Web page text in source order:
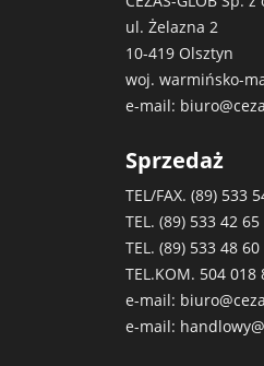
ul. Żelazna 2
10-419 Olsztyn
woj. warmińsko-
e-mail:
Sprzedaż
TEL/FAX. (89) 533
TEL. (89) 533 42 65
TEL. (89) 533 48 60
TEL.KOM. 504 018
e-mail:
e-mail: